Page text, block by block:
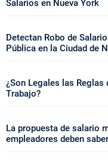
Salarios en Nueva York
Detectan Robo de
Pública en la Ciudad de
¿Son Legales las Reglas
Trabajo?
La propuesta de salario
empleadores deben saber